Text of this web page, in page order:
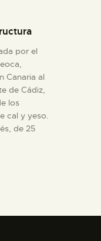
por el
Canaria al
de Cádiz,
los
cal y yeso.
de 25